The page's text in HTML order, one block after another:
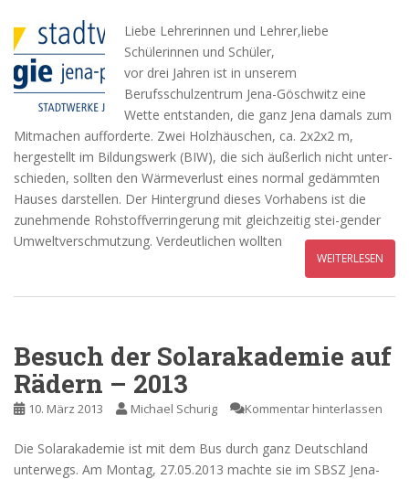
Liebe Lehrerinnen und Lehrer,liebe
Schülerinnen und Schüler,
vor drei Jahren ist in unserem
Berufsschulzentrum Jena-Göschwitz eine
Wette entstanden, die ganz Jena damals zum
Mitmachen aufforderte. Zwei Holzhäuschen, ca. 2x2x2 m,
hergestellt im Bildungswerk (BIW), die sich äußerlich nicht unter-
schieden, sollten den Wärmeverlust eines normal gedämmten
Hauses darstellen. Der Hintergrund dieses Vorhabens ist die
zunehmende Rohstoffverringerung mit gleichzeitig stei-gender
Umweltverschmutzung. Verdeutlichen wollten
WEITERLESEN
Besuch der Solarakademie auf
Rädern – 2013
10. März 2013 Michael Schurig Kommentar hinterlassen
Die Solarakademie ist mit dem Bus durch ganz Deutschland
unterwegs. Am Montag, 27.05.2013 machte sie im SBSZ Jena-